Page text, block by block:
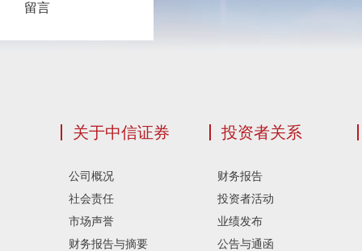
留言
关于中信证券
公司概况
社会责任
市场声誉
财务报告与摘要
投资者关系
财务报告
投资者活动
业绩发布
公告与通函